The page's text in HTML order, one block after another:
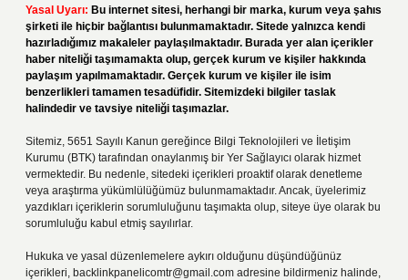
Yasal Uyarı: Bu internet sitesi, herhangi bir marka, kurum veya şahıs
şirketi ile hiçbir bağlantısı bulunmamaktadır. Sitede yalnızca kendi
hazırladığımız makaleler paylaşılmaktadır. Burada yer alan içerikler
haber niteliği taşımamakta olup, gerçek kurum ve kişiler hakkında
paylaşım yapılmamaktadır. Gerçek kurum ve kişiler ile isim
benzerlikleri tamamen tesadüfidir. Sitemizdeki bilgiler taslak
halindedir ve tavsiye niteliği taşımazlar.
Sitemiz, 5651 Sayılı Kanun gereğince Bilgi Teknolojileri ve İletişim
Kurumu (BTK) tarafından onaylanmış bir Yer Sağlayıcı olarak hizmet
vermektedir. Bu nedenle, sitedeki içerikleri proaktif olarak denetleme
veya araştırma yükümlülüğümüz bulunmamaktadır. Ancak, üyelerimiz
yazdıkları içeriklerin sorumluluğunu taşımakta olup, siteye üye olarak bu
sorumluluğu kabul etmiş sayılırlar.
Hukuka ve yasal düzenlemelere aykırı olduğunu düşündüğünüz
içerikleri, backlinkpanelicomtr@gmail.com adresine bildirmeniz halinde,